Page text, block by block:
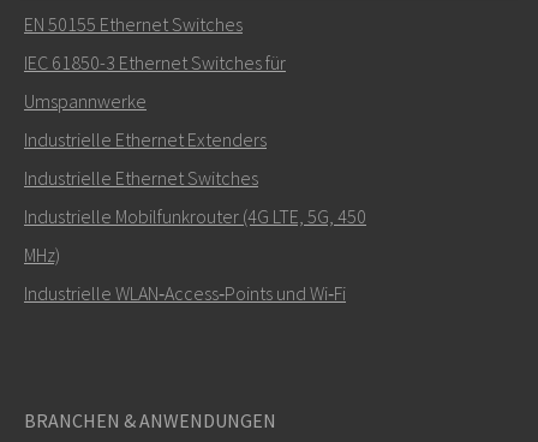
Senden Sie eine E-Mail an Carl
Wie kann Carl Sie kontaktieren?
EN 50155 Ethernet Switches
IEC 61850-3 Ethernet Switches für
Umspannwerke
Industrielle Ethernet Extenders
Industrielle Ethernet Switches
Industrielle Mobilfunkrouter (4G LTE, 5G, 450
MHz)
Industrielle WLAN‑Access‑Points und Wi‑Fi
BRANCHEN & ANWENDUNGEN